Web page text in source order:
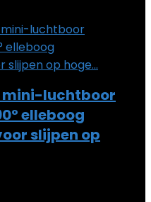
mini-luchtboor
elleboog
slijpen op